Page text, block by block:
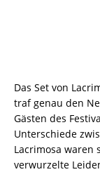
Das Set von
traf genau den
Gästen des
Unterschiede
Lacrimosa waren
verwurzelte